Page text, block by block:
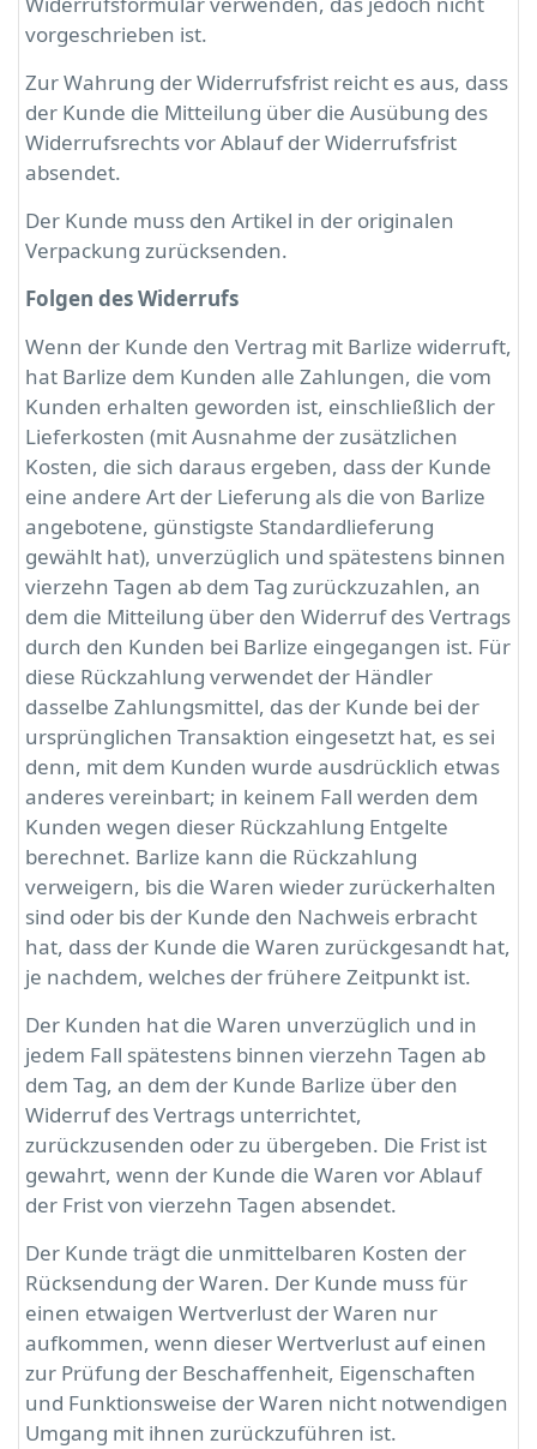
vorgeschrieben ist.
Zur Wahrung der Widerrufsfrist reicht es aus, dass
der Kunde die Mitteilung über die Ausübung des
Widerrufsrechts vor Ablauf der Widerrufsfrist
absendet.
Der Kunde muss den Artikel in der originalen
Verpackung zurücksenden.
Folgen des Widerrufs
Wenn der Kunde den Vertrag mit Barlize widerruft,
hat Barlize dem Kunden alle Zahlungen, die vom
Kunden erhalten geworden ist, einschließlich der
Lieferkosten (mit Ausnahme der zusätzlichen
Kosten, die sich daraus ergeben, dass der Kunde
eine andere Art der Lieferung als die von Barlize
angebotene, günstigste Standardlieferung
gewählt hat), unverzüglich und spätestens binnen
vierzehn Tagen ab dem Tag zurückzuzahlen, an
dem die Mitteilung über den Widerruf des Vertrags
durch den Kunden bei Barlize eingegangen ist. Für
diese Rückzahlung verwendet der Händler
dasselbe Zahlungsmittel, das der Kunde bei der
ursprünglichen Transaktion eingesetzt hat, es sei
denn, mit dem Kunden wurde ausdrücklich etwas
anderes vereinbart; in keinem Fall werden dem
Kunden wegen dieser Rückzahlung Entgelte
berechnet. Barlize kann die Rückzahlung
verweigern, bis die Waren wieder zurückerhalten
sind oder bis der Kunde den Nachweis erbracht
hat, dass der Kunde die Waren zurückgesandt hat,
je nachdem, welches der frühere Zeitpunkt ist.
Der Kunden hat die Waren unverzüglich und in
jedem Fall spätestens binnen vierzehn Tagen ab
dem Tag, an dem der Kunde Barlize über den
Widerruf des Vertrags unterrichtet,
zurückzusenden oder zu übergeben. Die Frist ist
gewahrt, wenn der Kunde die Waren vor Ablauf
der Frist von vierzehn Tagen absendet.
Der Kunde trägt die unmittelbaren Kosten der
Rücksendung der Waren. Der Kunde muss für
einen etwaigen Wertverlust der Waren nur
aufkommen, wenn dieser Wertverlust auf einen
zur Prüfung der Beschaffenheit, Eigenschaften
und Funktionsweise der Waren nicht notwendigen
Umgang mit ihnen zurückzuführen ist.